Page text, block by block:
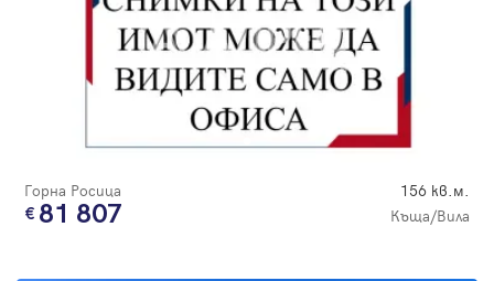
Горна Росица 156 кв.м.
81 807 Къща/Вила